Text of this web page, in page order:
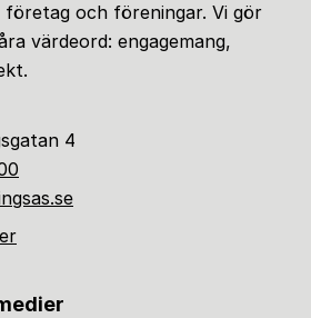
företag och föreningar. Vi gör
värdeord: engagemang,
4